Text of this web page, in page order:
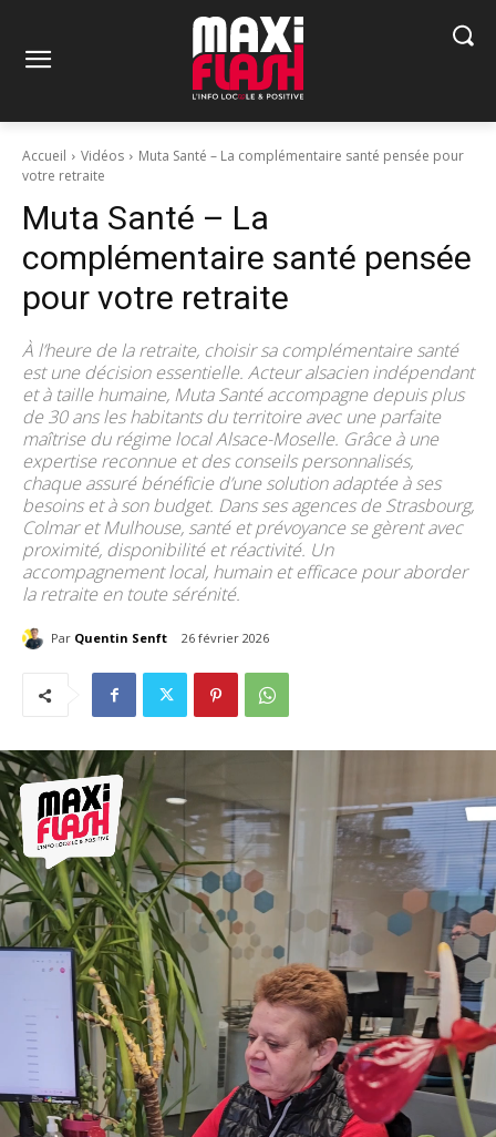
Accueil Vidéos
Muta Santé – La complémentaire santé pensée pour
votre retraite
Muta Santé – La
complémentaire santé pensée
pour votre retraite
À l’heure de la retraite, choisir sa complémentaire santé
est une décision essentielle. Acteur alsacien indépendant
et à taille humaine, Muta Santé accompagne depuis plus
de 30 ans les habitants du territoire avec une parfaite
maîtrise du régime local Alsace-Moselle. Grâce à une
expertise reconnue et des conseils personnalisés,
chaque assuré bénéficie d’une solution adaptée à ses
besoins et à son budget. Dans ses agences de Strasbourg,
Colmar et Mulhouse, santé et prévoyance se gèrent avec
proximité, disponibilité et réactivité. Un
accompagnement local, humain et efficace pour aborder
la retraite en toute sérénité.
Par Quentin Senft 26 février 2026